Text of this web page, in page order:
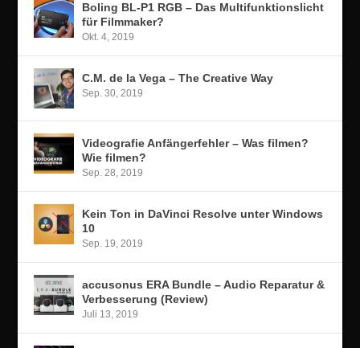
Boling BL-P1 RGB – Das Multifunktionslicht
für Filmmaker?
Okt. 4, 2019
C.M. de la Vega – The Creative Way
Sep. 30, 2019
Videografie Anfängerfehler – Was filmen?
Wie filmen?
Sep. 28, 2019
Kein Ton in DaVinci Resolve unter Windows
10
Sep. 19, 2019
accusonus ERA Bundle – Audio Reparatur &
Verbesserung (Review)
Juli 13, 2019